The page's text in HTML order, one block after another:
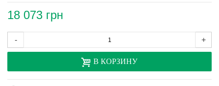
18 073 грн
- +
В КОРЗИНУ